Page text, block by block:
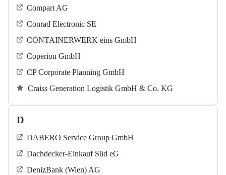
Compart AG
Conrad Electronic SE
CONTAINERWERK eins GmbH
Coperion GmbH
CP Corporate Planning GmbH
Craiss Generation Logistik GmbH & Co. KG
D
DABERO Service Group GmbH
Dachdecker-Einkauf Süd eG
DenizBank (Wien) AG